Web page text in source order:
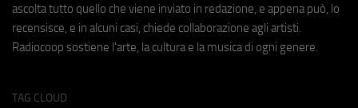
ascolta tutto quello che viene inviato in redazione, e appena può, lo
recensisce, e in alcuni casi, chiede collaborazione agli artisti.
Radiocoop sostiene l'arte, la cultura e la musica di ogni genere.
TAG CLOUD